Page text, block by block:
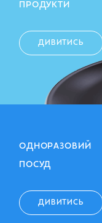
ПРОДУКТИ
ДИВИТИСЬ
ОДНОРАЗОВИЙ
ПОСУД
ДИВИТИСЬ